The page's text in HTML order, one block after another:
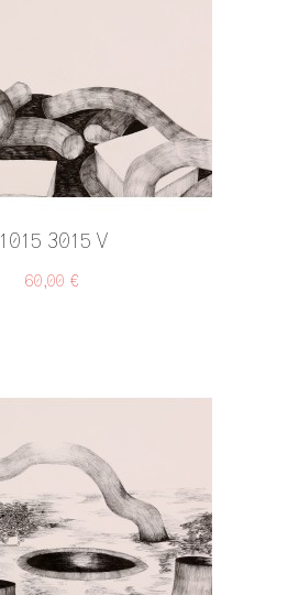
1015 3015 V
60,00 €